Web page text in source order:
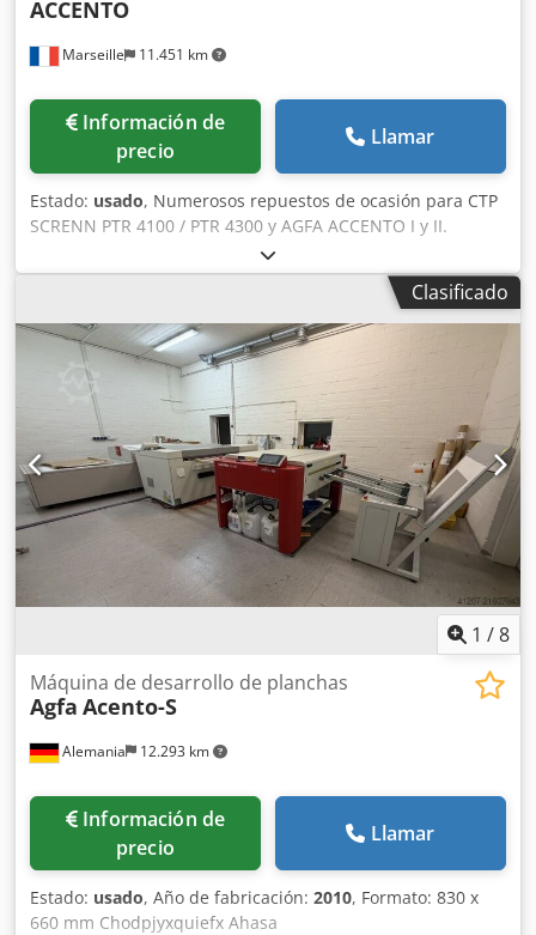
Marseille 11.451 km
ACCENTO
Información de
precio
Llamar
Estado: usado, Numerosos repuestos de ocasión para CTP
SCRENN PTR 4100 / PTR 4300 y AGFA ACCENTO I y II.
Contáctenos para precio y disponibilidad. Chsdpfxoy Tpd
So Ahasa Envío seguro a todo el mundo a través de UPS.
Clasificado
1 /8
Alemania 12.293 km
Máquina de desarrollo de planchas
Agfa Acento-S
Información de
precio
Llamar
Estado: usado, Año de fabricación: 2010, Formato: 830 x
660 mm Chodpjyxquiefx Ahasa